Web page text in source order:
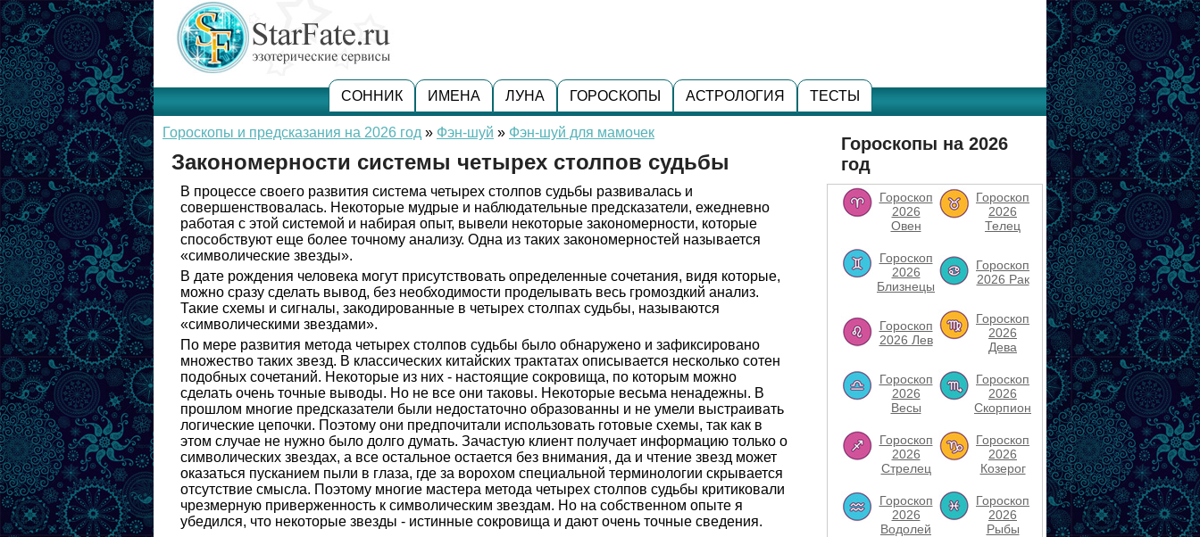
СОННИК ИМЕНА ЛУНА ГОРОСКОПЫ АСТРОЛОГИЯ ТЕСТЫ
Гороскопы и предсказания на 2026 год » Фэн-шуй » Фэн-шуй для мамочек
Закономерности системы четырех столпов судьбы
В процессе своего развития система четырех столпов судьбы развивалась и
совершенствовалась. Некоторые мудрые и наблюдательные предсказатели, ежедневно
работая с этой системой и набирая опыт, вывели некоторые закономерности, которые
способствуют еще более точному анализу. Одна из таких закономерностей называется
«символические звезды».
В дате рождения человека могут присутствовать определенные сочетания, видя которые,
можно сразу сделать вывод, без необходимости проделывать весь громоздкий анализ.
Такие схемы и сигналы, закодированные в четырех столпах судьбы, называются
«символическими звездами».
По мере развития метода четырех столпов судьбы было обнаружено и зафиксировано
множество таких звезд. В классических китайских трактатах описывается несколько сотен
подобных сочетаний. Некоторые из них - настоящие сокровища, по которым можно
сделать очень точные выводы. Но не все они таковы. Некоторые весьма ненадежны. В
прошлом многие предсказатели были недостаточно образованны и не умели выстраивать
логические цепочки. Поэтому они предпочитали использовать готовые схемы, так как в
этом случае не нужно было долго думать. Зачастую клиент получает информацию только о
символических звездах, а все остальное остается без внимания, да и чтение звезд может
оказаться пусканием пыли в глаза, где за ворохом специальной терминологии скрывается
отсутствие смысла. Поэтому многие мастера метода четырех столпов судьбы критиковали
чрезмерную приверженность к символическим звездам. Но на собственном опыте я
убедился, что некоторые звезды - истинные сокровища и дают очень точные сведения.
Гороскопы на 2026
год
Гороскоп
2026
Овен
Гороскоп
2026
Телец
Гороскоп
2026
Близнецы
Гороскоп
2026 Рак
Гороскоп
2026 Лев
Гороскоп
2026
Дева
Гороскоп
2026
Весы
Гороскоп
2026
Скорпион
Гороскоп
2026
Стрелец
Гороскоп
2026
Козерог
Гороскоп
2026
Водолей
Гороскоп
2026
Рыбы